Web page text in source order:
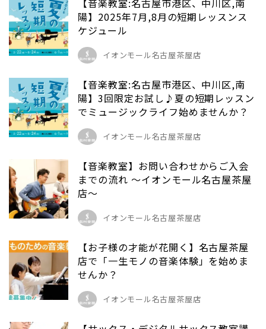
【音楽教室:名古屋市港区、中川区,南
陽】2025年7月,8月の短期レッスンス
ケジュール
イオンモール名古屋茶屋店
【音楽教室:名古屋市港区、中川区,南
陽】3回限定お試し♪夏の短期レッスン
でミュージックライフ始めませんか？
イオンモール名古屋茶屋店
【音楽教室】お問い合わせからご入会
までの流れ ～イオンモール名古屋茶屋
店～
イオンモール名古屋茶屋店
【お子様の才能が花開く】名古屋茶屋
店で「一生モノの音楽体験」を始めま
せんか？
イオンモール名古屋茶屋店